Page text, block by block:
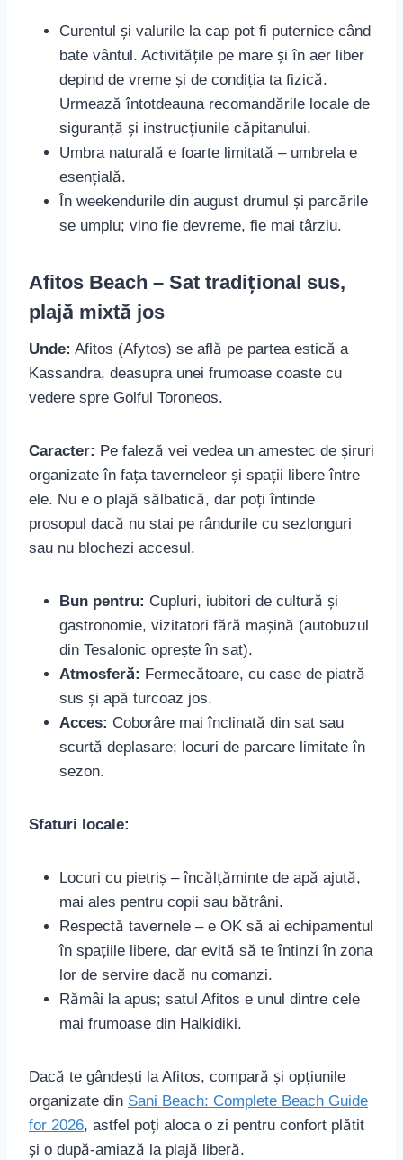
Curentul și valurile la cap pot fi puternice când
bate vântul. Activitățile pe mare și în aer liber
depind de vreme și de condiția ta fizică.
Urmează întotdeauna recomandările locale de
siguranță și instrucțiunile căpitanului.
Umbra naturală e foarte limitată – umbrela e
esențială.
În weekendurile din august drumul și parcările
se umplu; vino fie devreme, fie mai târziu.
Afitos Beach – Sat tradițional sus,
plajă mixtă jos
Unde: Afitos (Afytos) se află pe partea estică a
Kassandra, deasupra unei frumoase coaste cu
vedere spre Golful Toroneos.
Caracter: Pe faleză vei vedea un amestec de șiruri
organizate în fața taverneleor și spații libere între
ele. Nu e o plajă sălbatică, dar poți întinde
prosopul dacă nu stai pe rândurile cu sezlonguri
sau nu blochezi accesul.
Bun pentru: Cupluri, iubitori de cultură și
gastronomie, vizitatori fără mașină (autobuzul
din Tesalonic oprește în sat).
Atmosferă: Fermecătoare, cu case de piatră
sus și apă turcoaz jos.
Acces: Coborâre mai înclinată din sat sau
scurtă deplasare; locuri de parcare limitate în
sezon.
Sfaturi locale:
Locuri cu pietriș – încălțăminte de apă ajută,
mai ales pentru copii sau bătrâni.
Respectă tavernele – e OK să ai echipamentul
în spațiile libere, dar evită să te întinzi în zona
lor de servire dacă nu comanzi.
Rămâi la apus; satul Afitos e unul dintre cele
mai frumoase din Halkidiki.
Dacă te gândești la Afitos, compară și opțiunile
organizate din Sani Beach: Complete Beach Guide
for 2026, astfel poți aloca o zi pentru confort plătit
și o după-amiază la plajă liberă.